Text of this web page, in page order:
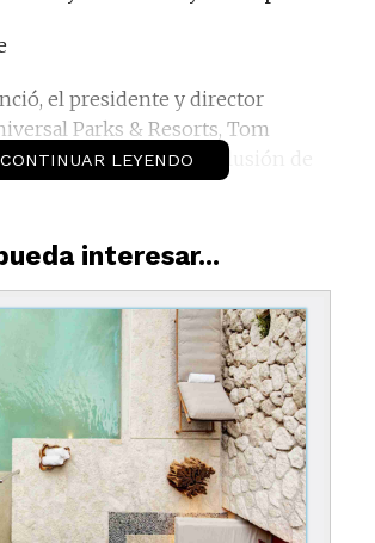
el presidente y director
Parks & Resorts, Tom
fechas de inicio o conclusión de
que se trata del parque
e innovador que se haya
basarán en todo lo que han
en el pasado para replicarlo con
temático de Universal Orlando
los viajeros a encontrarse dentro
favoritas del cine, explicó el
CONTINUAR LEYENDO
interesar...